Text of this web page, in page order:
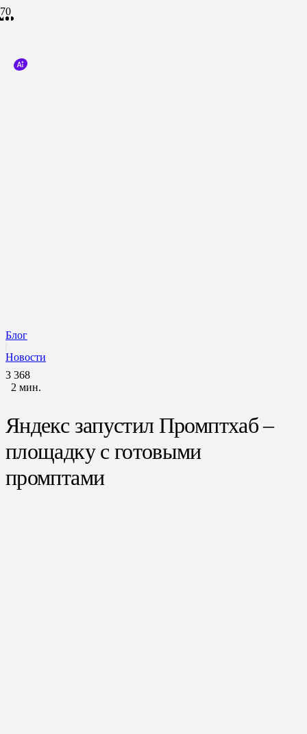
Блог
Новости
3 368
2 мин.
Яндекс запустил Промптхаб –
площадку с готовыми
промптами